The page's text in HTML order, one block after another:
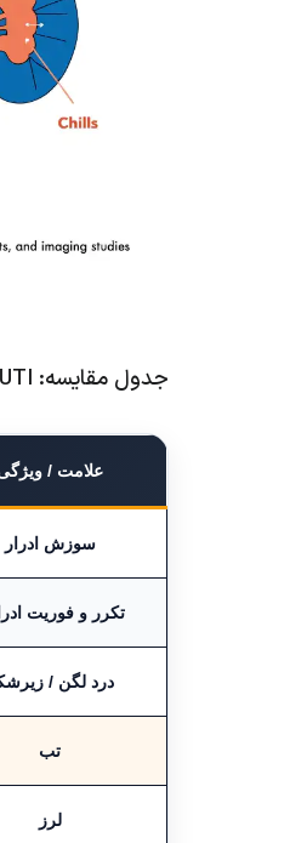
جدول مقایسه: UTI ساده (تحتانی) در برابر عفونت کلیه (فوقانی)
علامت /
سوزش ادرار
تکرر و فوریت
درد لگن /
تب
لرز